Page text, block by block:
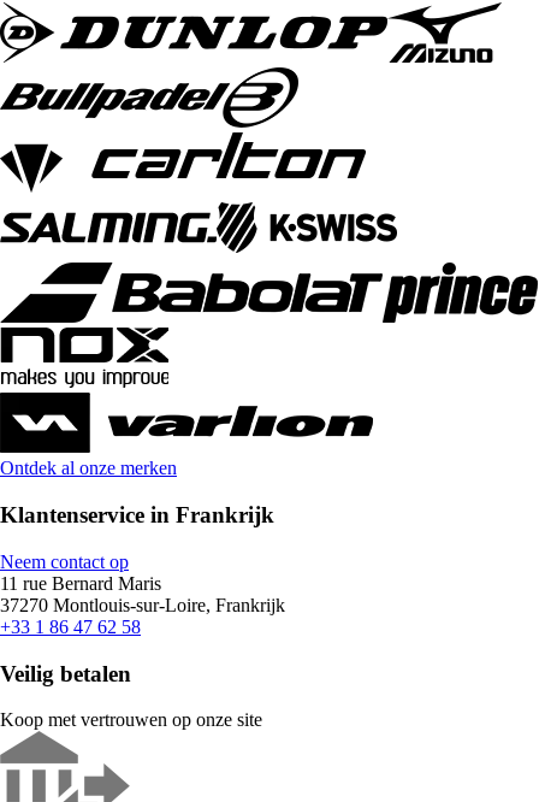
Ontdek al onze merken
Klantenservice in Frankrijk
Neem contact op
11 rue Bernard Maris
37270 Montlouis-sur-Loire, Frankrijk
+33 1 86 47 62 58
Veilig betalen
Koop met vertrouwen op onze site